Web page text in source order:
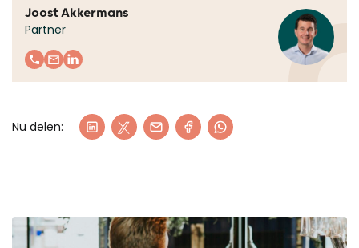
Joost Akkermans
Partner
Nu delen: